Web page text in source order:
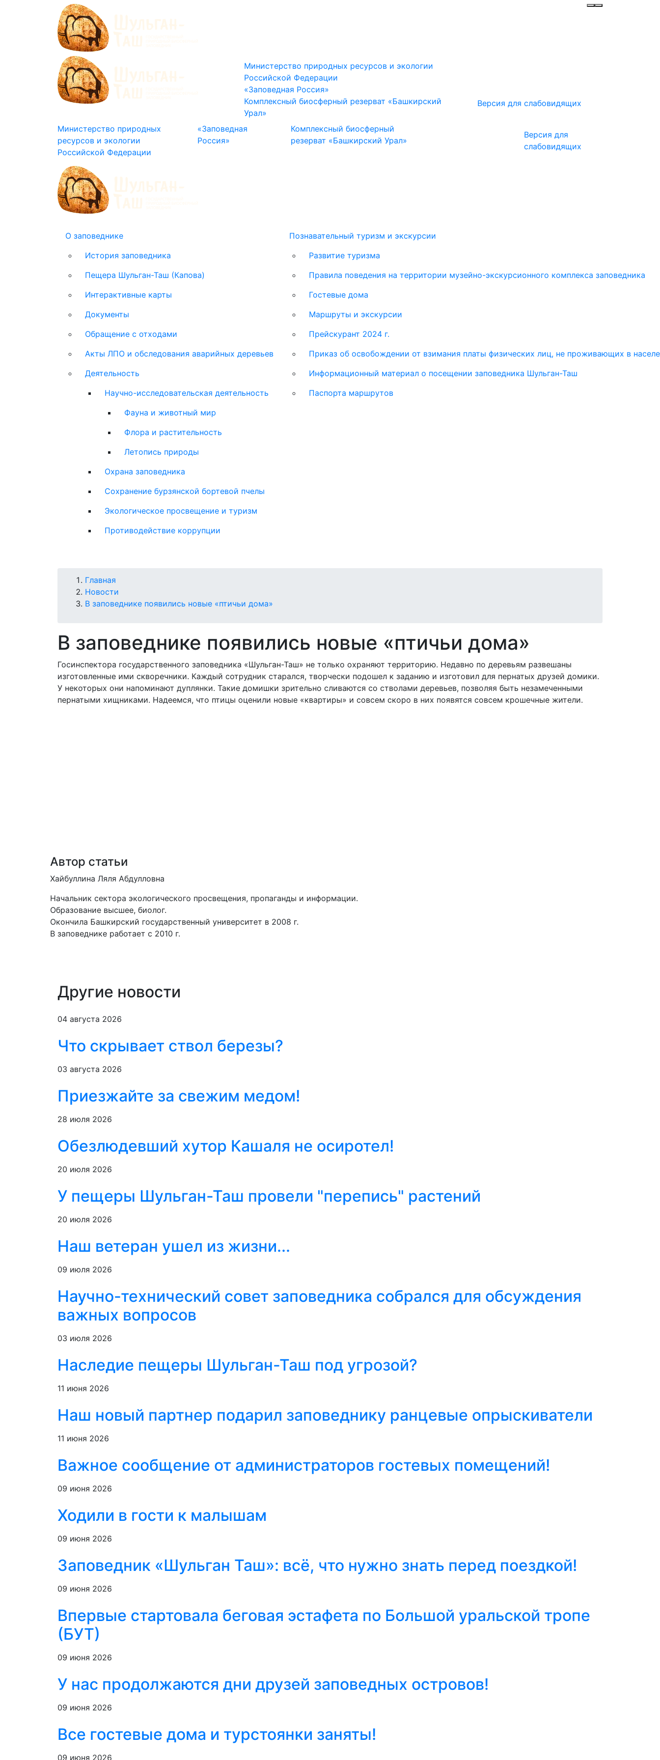
Министерство природных ресурсов и экологии
Российской Федерации
«Заповедная Россия»
Комплексный биосферный резерват «Башкирский
Урал»
Версия для слабовидящих
Министерство природных
ресурсов и экологии
Российской Федерации
«Заповедная
Россия»
Комплексный биосферный
резерват «Башкирский Урал»
Версия для
слабовидящих
Main
navigation
О заповеднике
История заповедника
Пещера Шульган-Таш (Капова)
Интерактивные карты
Документы
Обращение с отходами
Акты ЛПО и обследования аварийных деревьев
Деятельность
Научно-исследовательская деятельность
Фауна и животный мир
Флора и растительность
Летопись природы
Охрана заповедника
Сохранение бурзянской бортевой пчелы
Экологическое просвещение и туризм
Противодействие коррупции
Познавательный туризм и экскурсии
Развитие туризма
Правила поведения на территории музейно-экскурсионного комплекса заповедника
Гостевые дома
Маршруты и экскурсии
Прейскурант 2024 г.
Приказ об освобождении от взимания платы физических лиц, не проживающих в
Информационный материал о посещении заповедника Шульган-Таш
Паспорта маршрутов
Строка
навигации
Главная
Новости
В заповеднике появились новые «птичьи дома»
В заповеднике появились новые «птичьи дома»
Госинспектора государственного заповедника «Шульган-Таш» не только охраняют территорию. Недавно по деревьям развешаны
изготовленные ими скворечники. Каждый сотрудник старался, творчески подошел к заданию и изготовил для пернатых друзей домики.
У некоторых они напоминают дуплянки. Такие домишки зрительно сливаются со стволами деревьев, позволяя быть незамеченными
пернатыми хищниками. Надеемся, что птицы оценили новые «квартиры» и совсем скоро в них появятся совсем крошечные жители.
Автор статьи
Хайбуллина Ляля Абдулловна
Начальник сектора экологического просвещения, пропаганды и информации.
Образование высшее, биолог.
Окончила Башкирский государственный университет в 2008 г.
В заповеднике работает с 2010 г.
Другие новости
04 августа 2026
Что скрывает ствол березы?
03 августа 2026
Приезжайте за свежим медом!
28 июля 2026
Обезлюдевший хутор Кашаля не осиротел!
20 июля 2026
У пещеры Шульган-Таш провели "перепись" растений
20 июля 2026
Наш ветеран ушел из жизни...
09 июля 2026
Научно-технический совет заповедника собрался для обсуждения
важных вопросов
03 июля 2026
Наследие пещеры Шульган-Таш под угрозой?
11 июня 2026
Наш новый партнер подарил заповеднику ранцевые опрыскиватели
11 июня 2026
Важное сообщение от администраторов гостевых помещений!
09 июня 2026
Ходили в гости к малышам
09 июня 2026
Заповедник «Шульган Таш»: всё, что нужно знать перед поездкой!
09 июня 2026
Впервые стартовала беговая эстафета по Большой уральской тропе
(БУТ)
09 июня 2026
У нас продолжаются дни друзей заповедных островов!
09 июня 2026
Все гостевые дома и турстоянки заняты!
09 июня 2026